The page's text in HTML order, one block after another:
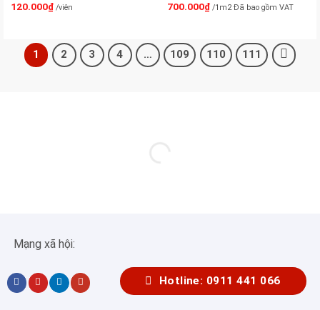
120.000₫/viên
700.000₫/1m2 Đã bao gồm VAT
1 2 3 4 … 109 110 111
Mạng xã hội:
Hotline: 0911 441 066